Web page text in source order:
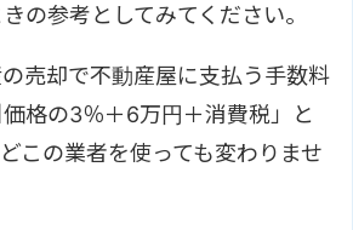
の参考としてみてください。
売却で不動産屋に支払う手数料
格の3％＋6万円＋消費税」と
この業者を使っても変わりませ